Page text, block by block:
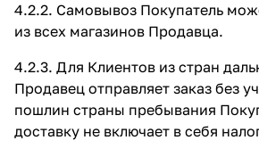
4.2.2. Самовывоз Покупатель
из всех магазинов Продавца.
4.2.3. Для Клиентов из стран
Продавец отправляет заказ без
пошлин страны пребывания
доставку не включает в себя